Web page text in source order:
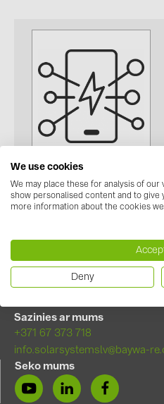
Katalogi
Saules paneļi (19)
Invertori (105)
Enerģijas uzglabāšana (74)
E-Mobilitāte (19)
RAŽOTĀJI
ABB (21)
AIKO Solar (2)
Miniatūra slēgiekārta
(MCB) (2)
Sazinies ar mums
+371 67 373 718
info.solarsystemslv@baywa-
Seko mums
We use cookies
We may place these for analysis of
show personalised content and to give
more information about the cookies
Deny